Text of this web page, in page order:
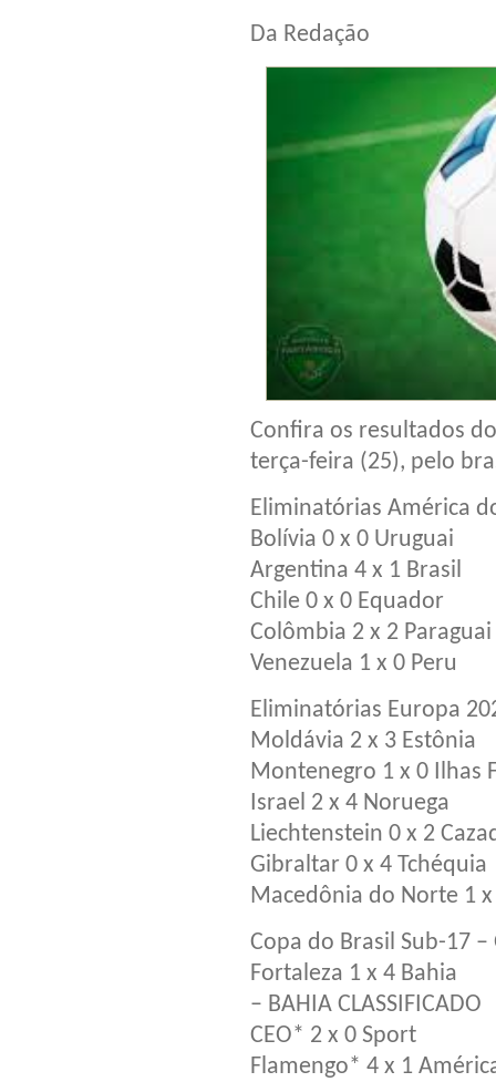
Da Redação
Confira os resultados
terça-feira (25), pelo
Eliminatórias América
Bolívia 0 x 0 Uruguai
Argentina 4 x 1 Brasil
Chile 0 x 0 Equador
Colômbia 2 x 2 Paraguai
Venezuela 1 x 0 Peru
Eliminatórias Europa
Moldávia 2 x 3 Estônia
Montenegro 1 x 0 Ilhas
Israel 2 x 4 Noruega
Liechtenstein 0 x 2
Gibraltar 0 x 4 Tchéquia
Macedônia do Norte 1 x
Copa do Brasil Sub-17
Fortaleza 1 x 4 Bahia
– BAHIA CLASSIFICADO
CEO* 2 x 0 Sport
Flamengo* 4 x 1